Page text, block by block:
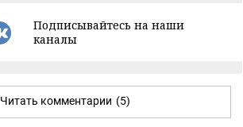
Подписывайтесь на наши
каналы
Читать комментарии (5)